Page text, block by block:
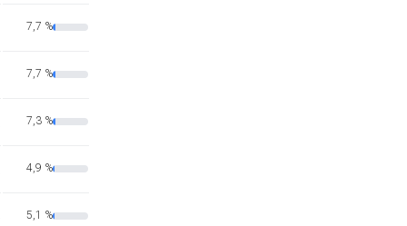
7,7 %
7,7 %
7,3 %
4,9 %
5,1 %